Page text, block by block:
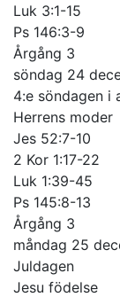
Luk 3:1-15
Ps 146:3-9
Årgång 3
söndag 24
4:e söndagen i
Herrens moder
Jes 52:7-10
2 Kor 1:17-22
Luk 1:39-45
Ps 145:8-13
Årgång 3
måndag 25
Juldagen
Jesu födelse